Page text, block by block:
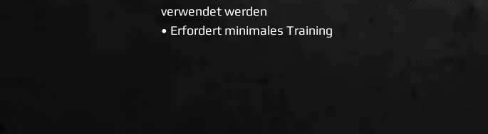
verwendet werden
• Erfordert minimales Training